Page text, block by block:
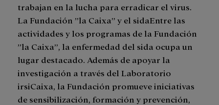
trabajan en la lucha para erradicar el virus.
La Fundación ”la Caixa” y el sidaEntre las
actividades y los programas de la Fundación
”la Caixa”, la enfermedad del sida ocupa un
lugar destacado. Además de apoyar la
investigación a través del Laboratorio
irsiCaixa, la Fundación promueve iniciativas
de sensibilización, formación y prevención,